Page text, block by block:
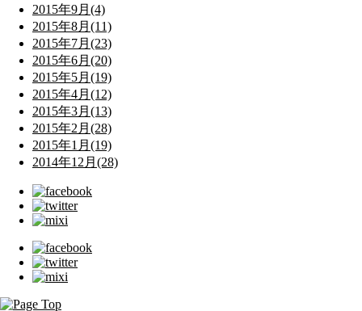
2015年9月(4)
2015年8月(11)
2015年7月(23)
2015年6月(20)
2015年5月(19)
2015年4月(12)
2015年3月(13)
2015年2月(28)
2015年1月(19)
2014年12月(28)